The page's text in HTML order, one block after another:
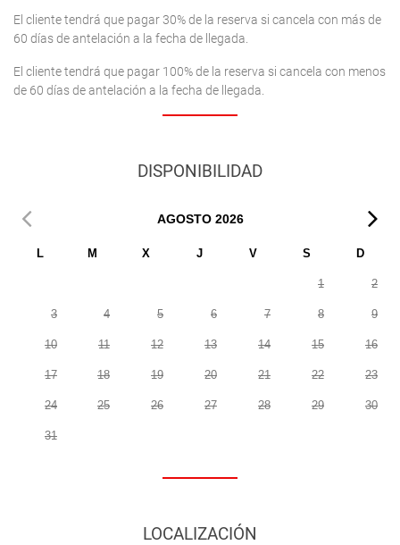
El cliente tendrá que pagar 30% de la reserva si cancela con más de
60 días de antelación a la fecha de llegada.
El cliente tendrá que pagar 100% de la reserva si cancela con menos
de 60 días de antelación a la fecha de llegada.
DISPONIBILIDAD
AGOSTO 2026
L M X J V S D
1 2
3 4 5 6 7 8 9
10 11 12 13 14 15 16
17 18 19 20 21 22 23
24 25 26 27 28 29 30
31
LOCALIZACIÓN